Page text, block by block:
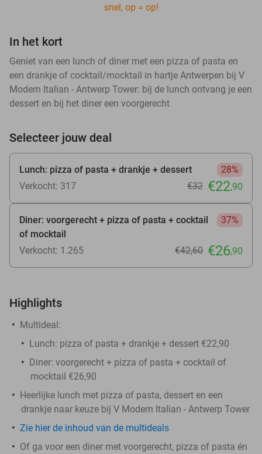
snel, op = op!
In het kort
Geniet van een lunch of diner met een pizza of pasta en
een drankje of cocktail/mocktail in hartje Antwerpen bij V
Modern Italian - Antwerp Tower: bij de lunch ontvang je een
dessert en bij het diner een voorgerecht
Selecteer jouw deal
Lunch: pizza of pasta + drankje + dessert
28%
Verkocht: 317
€32 €22,90
Diner: voorgerecht + pizza of pasta + cocktail
of mocktail
37%
Verkocht: 1.265 €42,60 €26,90
Highlights
Multideal:
Lunch: pizza of pasta + drankje + dessert €22,90
Diner: voorgerecht + pizza of pasta + cocktail of
mocktail €26,90
Heerlijke lunch met pizza of pasta, dessert en een
drankje naar keuze bij V Modern Italian - Antwerp Tower
Zie hier de inhoud van de multideals
Of ga voor een diner met voorgerecht, pizza of pasta én